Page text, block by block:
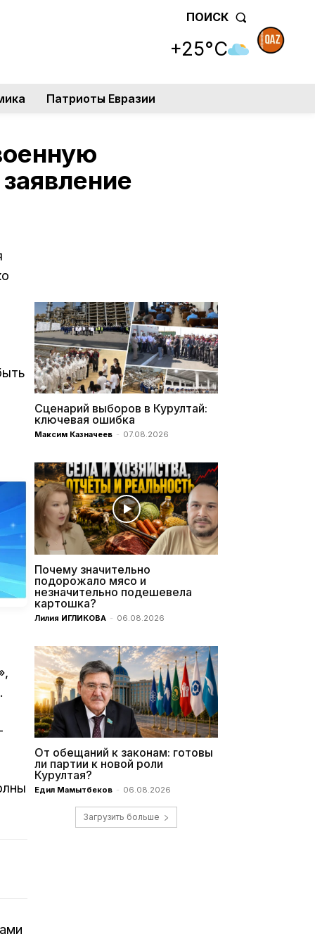
ПОИСК
+25°C
Патриоты Евразии
Сценарий выборов в Курултай:
ключевая ошибка
Максим Казначеев - 07.08.2026
Почему значительно
подорожало мясо и
незначительно подешевела
картошка?
Лилия ИГЛИКОВА - 06.08.2026
От обещаний к законам: готовы
ли партии к новой роли
Курултая?
Едил Мамытбеков - 06.08.2026
Загрузить больше